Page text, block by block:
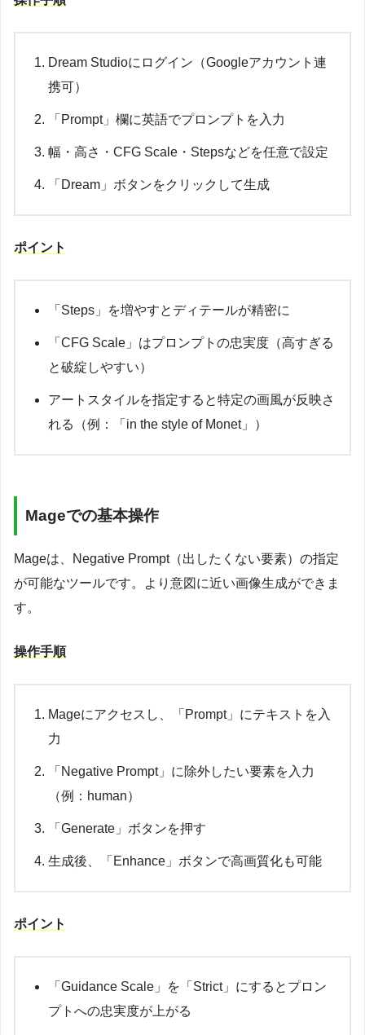
Dream Studioにログイン（Googleアカウント連
携可）
「Prompt」欄に英語でプロンプトを入力
幅・高さ・CFG Scale・Stepsなどを任意で設定
「Dream」ボタンをクリックして生成
ポイント
「Steps」を増やすとディテールが精密に
「CFG Scale」はプロンプトの忠実度（高すぎる
と破綻しやすい）
アートスタイルを指定すると特定の画風が反映さ
れる（例：「in the style of Monet」）
Mageでの基本操作
Mageは、Negative Prompt（出したくない要素）の指定
が可能なツールです。より意図に近い画像生成ができま
す。
操作手順
Mageにアクセスし、「Prompt」にテキストを入
力
「Negative Prompt」に除外したい要素を入力
（例：human）
「Generate」ボタンを押す
生成後、「Enhance」ボタンで高画質化も可能
ポイント
「Guidance Scale」を「Strict」にするとプロン
プトへの忠実度が上がる